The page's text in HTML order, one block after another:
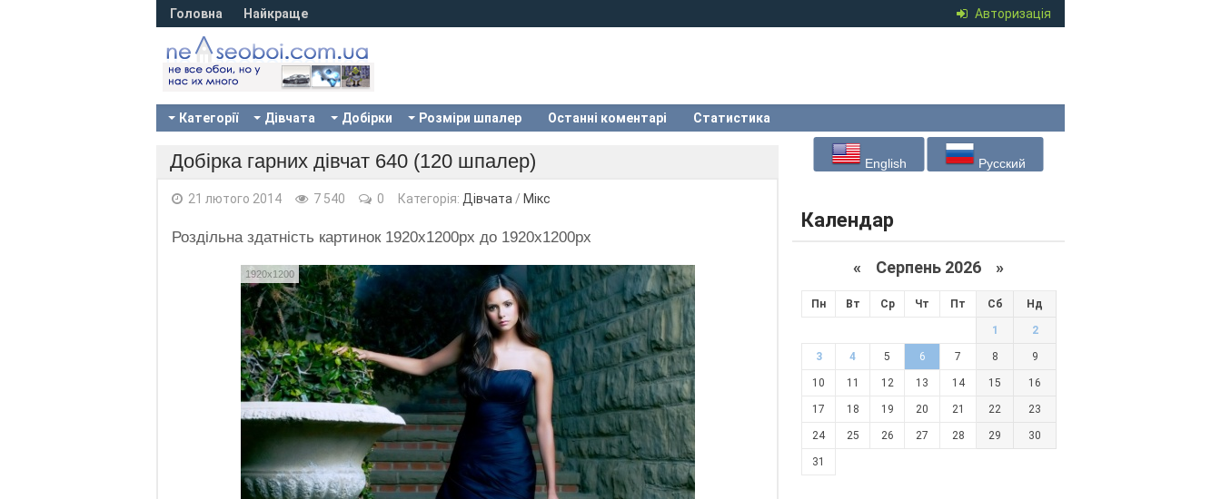
Авторизація
Головна Найкраще
Категорії Дівчата Добірки Розміри шпалер Останні коментарі Статистика
Добірка гарних дівчат 640 (120 шпалер)
21 лютого 2014 7 540 0 Категорія: Дівчата / Мікс
Роздільна здатність картинок 1920x1200px до 1920x1200px
1920x1200
English Русский
Календар
« Серпень 2026 »
Пн Вт Ср Чт Пт Сб Нд
1 2
3 4 5 6 7 8 9
10 11 12 13 14 15 16
17 18 19 20 21 22 23
24 25 26 27 28 29 30
31